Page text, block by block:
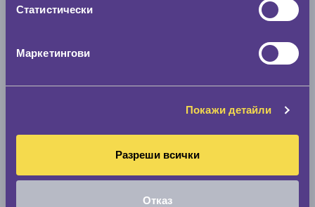
Статистически
Маркетингови
Покажи детайли
Разреши всички
Отказ